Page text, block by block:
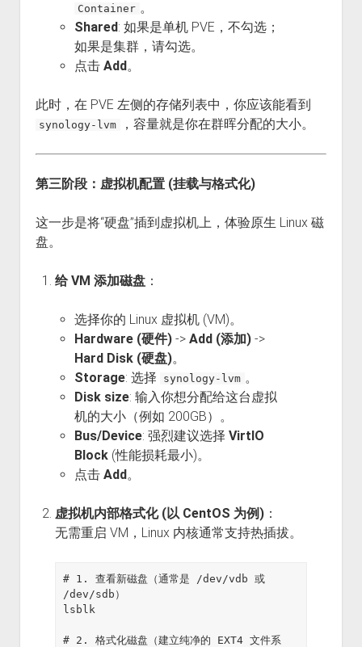
Container 。
Shared: 如果是单机 PVE，不勾选；
如果是集群，请勾选。
点击 Add。
此时，在 PVE 左侧的存储列表中，你应该能看到
synology-lvm ，容量就是你在群晖分配的大小。
第三阶段：虚拟机配置 (挂载与格式化)
这一步是将“硬盘”插到虚拟机上，体验原生 Linux 磁
盘。
给 VM 添加磁盘：
选择你的 Linux 虚拟机 (VM)。
Hardware (硬件)-> Add (添加)->
Hard Disk (硬盘)。
Storage: 选择 synology-lvm 。
Disk size: 输入你想分配给这台虚拟
机的大小（例如 200GB）。
Bus/Device: 强烈建议选择 VirtIO
Block(性能损耗最小)。
点击 Add。
虚拟机内部格式化 (以 CentOS 为例)：
无需重启 VM，Linux 内核通常支持热插拔。
# 1. 查看新磁盘（通常是 /dev/vdb 或
/dev/sdb）
lsblk
# 2. 格式化磁盘（建立纯净的 EXT4 文件系